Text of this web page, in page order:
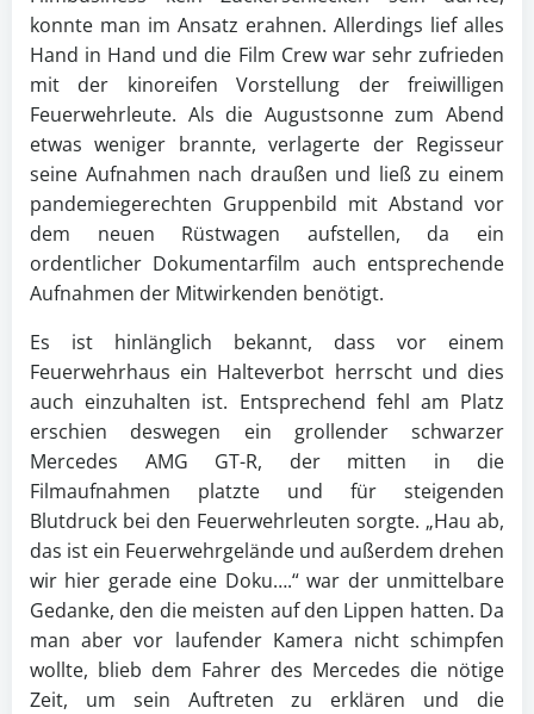
konnte man im Ansatz erahnen. Allerdings lief alles
Hand in Hand und die Film Crew war sehr zufrieden
mit der kinoreifen Vorstellung der freiwilligen
Feuerwehrleute. Als die Augustsonne zum Abend
etwas weniger brannte, verlagerte der Regisseur
seine Aufnahmen nach draußen und ließ zu einem
pandemiegerechten Gruppenbild mit Abstand vor
dem neuen Rüstwagen aufstellen, da ein
ordentlicher Dokumentarfilm auch entsprechende
Aufnahmen der Mitwirkenden benötigt.
Es ist hinlänglich bekannt, dass vor einem
Feuerwehrhaus ein Halteverbot herrscht und dies
auch einzuhalten ist. Entsprechend fehl am Platz
erschien deswegen ein grollender schwarzer
Mercedes AMG GT-R, der mitten in die
Filmaufnahmen platzte und für steigenden
Blutdruck bei den Feuerwehrleuten sorgte. „Hau ab,
das ist ein Feuerwehrgelände und außerdem drehen
wir hier gerade eine Doku….“ war der unmittelbare
Gedanke, den die meisten auf den Lippen hatten. Da
man aber vor laufender Kamera nicht schimpfen
wollte, blieb dem Fahrer des Mercedes die nötige
Zeit, um sein Auftreten zu erklären und die